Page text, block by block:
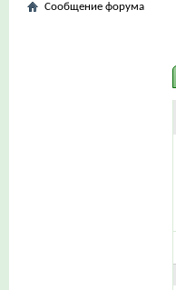
Сообщение форума